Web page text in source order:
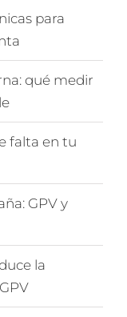
para
qué medir
falta en tu
GPV y
la